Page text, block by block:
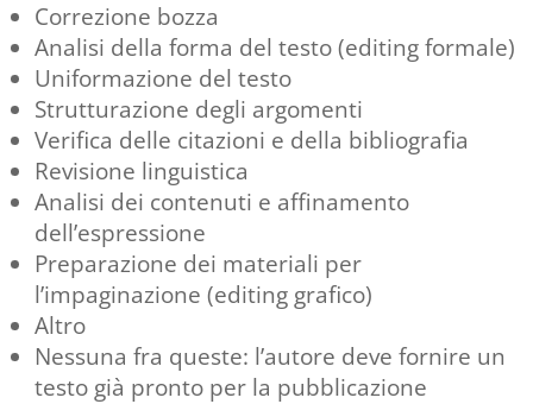
Correzione bozza
Analisi della forma del testo (editing formale)
Uniformazione del testo
Strutturazione degli argomenti
Verifica delle citazioni e della bibliografia
Revisione linguistica
Analisi dei contenuti e affinamento
dell’espressione
Preparazione dei materiali per
l’impaginazione (editing grafico)
Altro
Nessuna fra queste: l’autore deve fornire un
testo già pronto per la pubblicazione